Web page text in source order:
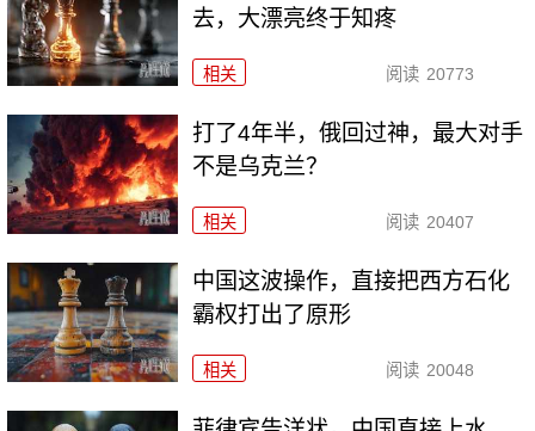
去，大漂亮终于知疼
相关 阅读 20773
打了4年半，俄回过神，最大对手
不是乌克兰？
相关 阅读 20407
中国这波操作，直接把西方石化
霸权打出了原形
相关 阅读 20048